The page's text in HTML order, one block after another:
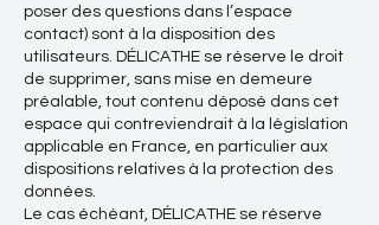
poser des questions dans l’espace
contact) sont à la disposition des
utilisateurs. DÉLICATHE se réserve le droit
de supprimer, sans mise en demeure
préalable, tout contenu déposé dans cet
espace qui contreviendrait à la législation
applicable en France, en particulier aux
dispositions relatives à la protection des
données.
Le cas échéant, DÉLICATHE se réserve